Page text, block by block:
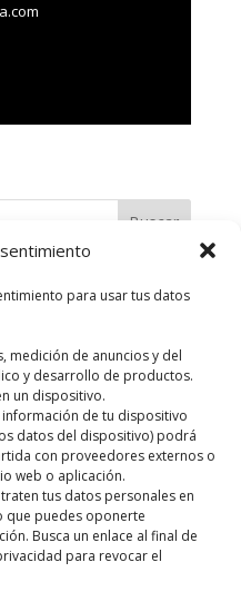
para usar tus datos
medición de anuncios y del
y desarrollo de productos.
un dispositivo.
de tu dispositivo
datos del dispositivo) podrá
con proveedores externos o
web o aplicación.
tus datos personales en
que puedes oponerte
Busca un enlace al final de
para revocar el
Buscar
Mitológico eres?
la mitología griega
mortales en la mitología
griega por desafiar a los
sagrada de Asia